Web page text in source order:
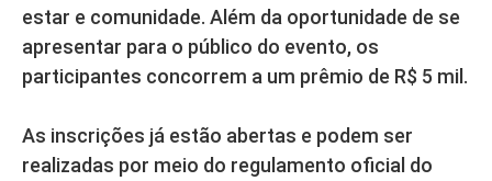
estar e comunidade. Além da oportunidade de se
apresentar para o público do evento, os
participantes concorrem a um prêmio de R$ 5 mil.
As inscrições já estão abertas e podem ser
realizadas por meio do regulamento oficial do